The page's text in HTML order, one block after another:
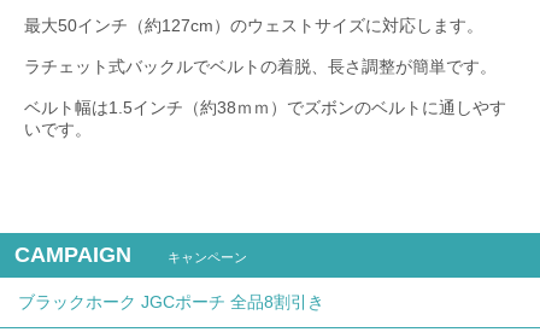
最大50インチ（約127cm）のウェストサイズに対応します。
ラチェット式バックルでベルトの着脱、長さ調整が簡単です。
ベルト幅は1.5インチ（約38ｍｍ）でズボンのベルトに通しやす
いです。
CAMPAIGN キャンペーン
ブラックホーク JGCポーチ 全品8割引き